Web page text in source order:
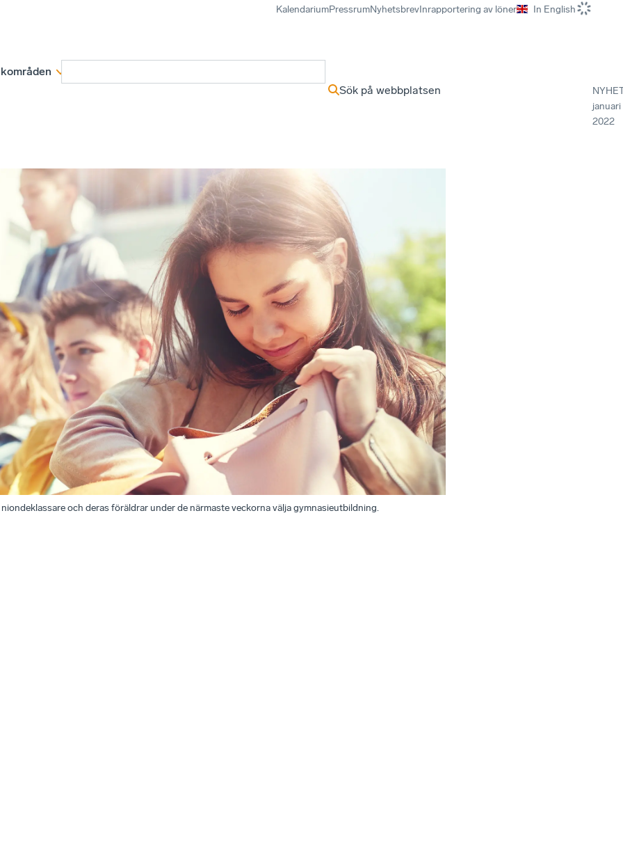
KalendariumPressrumNyhetsbrevInrapportering av löner In English
Sök på webbplatsen
januari
2022
och deras föräldrar under de närmaste veckorna välja gymnasieutbildning.